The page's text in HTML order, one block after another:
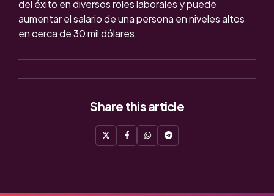
del éxito en diversos roles laborales y puede
aumentar el salario de una persona en niveles altos
en cerca de 30 mil dólares.
Share this article